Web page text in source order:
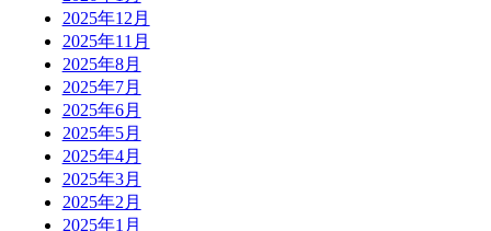
2025年12月
2025年11月
2025年8月
2025年7月
2025年6月
2025年5月
2025年4月
2025年3月
2025年2月
2025年1月